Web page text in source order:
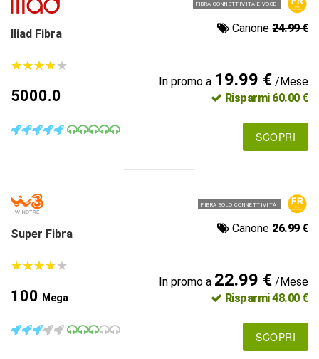
FIBRA CONNETTIVITÀ E VOCE
Iliad Fibra Canone24.99 €
★★★★★
★★★★★
5000.0
In promo a 19.99 €/Mese
Risparmi 60.00 €
SCOPRI
FIBRA SOLO CONNETTIVITÀ
Super Fibra Canone26.99 €
★★★★★
★★★★★
100 Mega
In promo a 22.99 €/Mese
Risparmi 48.00 €
SCOPRI